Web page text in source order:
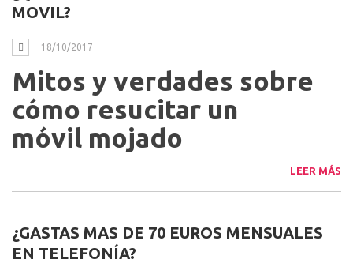
MOVIL?
18/10/2017
Mitos y verdades sobre
cómo resucitar un
móvil mojado
LEER MÁS
¿GASTAS MAS DE 70 EUROS MENSUALES
EN TELEFONÍA?